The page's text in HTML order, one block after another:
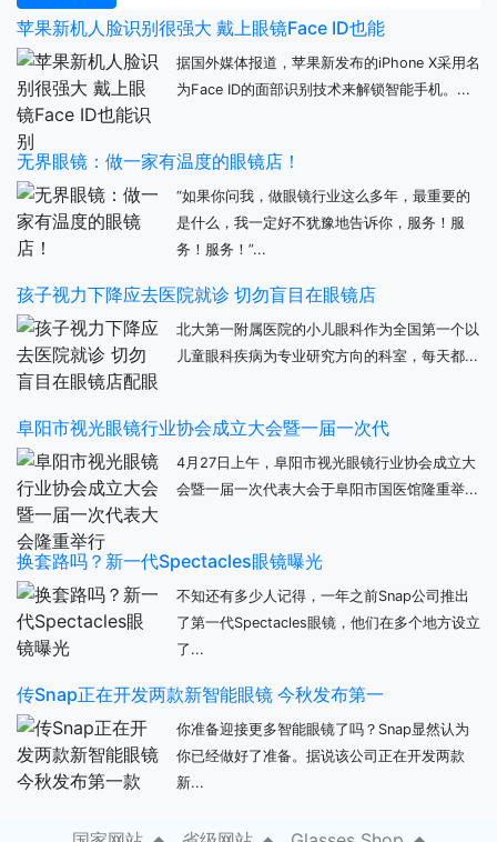
苹果新机人脸识别很强大 戴上眼镜Face ID也能
据国外媒体报道，苹果新发布的iPhone X采用名
为Face ID的面部识别技术来解锁智能手机。...
无界眼镜：做一家有温度的眼镜店！
“如果你问我，做眼镜行业这么多年，最重要的
是什么，我一定好不犹豫地告诉你，服务！服
务！服务！”...
孩子视力下降应去医院就诊 切勿盲目在眼镜店
北大第一附属医院的小儿眼科作为全国第一个以
儿童眼科疾病为专业研究方向的科室，每天都...
阜阳市视光眼镜行业协会成立大会暨一届一次代
4月27日上午，阜阳市视光眼镜行业协会成立大
会暨一届一次代表大会于阜阳市国医馆隆重举...
换套路吗？新一代Spectacles眼镜曝光
不知还有多少人记得，一年之前Snap公司推出
了第一代Spectacles眼镜，他们在多个地方设立
了...
传Snap正在开发两款新智能眼镜 今秋发布第一
你准备迎接更多智能眼镜了吗？Snap显然认为
你已经做好了准备。据说该公司正在开发两款
新...